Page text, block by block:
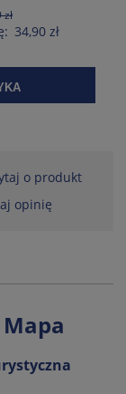
34,90 zł
o produkt
opinię